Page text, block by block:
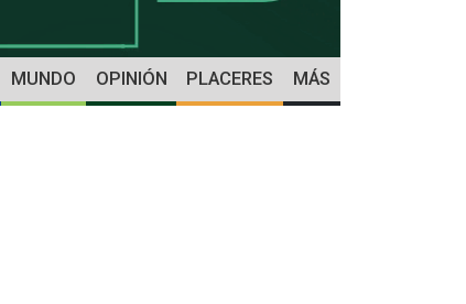
MUNDO OPINIÓN PLACERES MÁS